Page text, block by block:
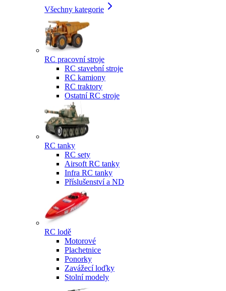
Všechny kategorie
RC pracovní stroje
RC stavební stroje
RC kamiony
RC traktory
Ostatní RC stroje
RC tanky
RC sety
Airsoft RC tanky
Infra RC tanky
Příslušenství a ND
RC lodě
Motorové
Plachetnice
Ponorky
Zavážecí loďky
Stolní modely